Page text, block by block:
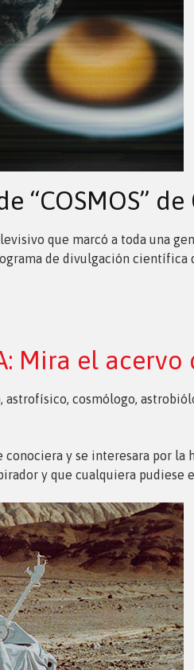
“COSMOS” de
que marcó a toda una
de divulgación científica
Mira el
astrofísico, cosmólogo,
y se interesara por
y que cualquiera pudiese